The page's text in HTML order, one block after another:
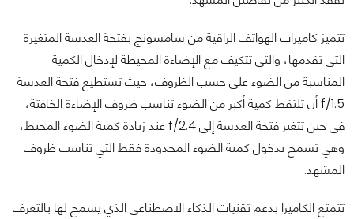
تتميز كاميرات الهواتف الراقية من سامسونج بفتحة العدسة المتغيرة
التي تقدمها، والتي تتكيف مع الإضاءة المحيطة لإدخال الكمية
المناسبة من الضوء على حسب الظروف، حيث تستطيع فتحة العدسة
f/1.5 أن تلتقط كمية أكبر من الضوء تناسب ظروف الإضاءة الخافتة،
في حين تتغير فتحة العدسة إلى f/2.4 عند زيادة كمية الضوء المحيط،
وهي تسمح بدخول كمية الضوء المحدودة فقط التي تناسب ظروف
المشهد.
تتمتع الكاميرا بدعم تقنيات الذكاء الاصطناعي الذي يسمح لها بالتعرف